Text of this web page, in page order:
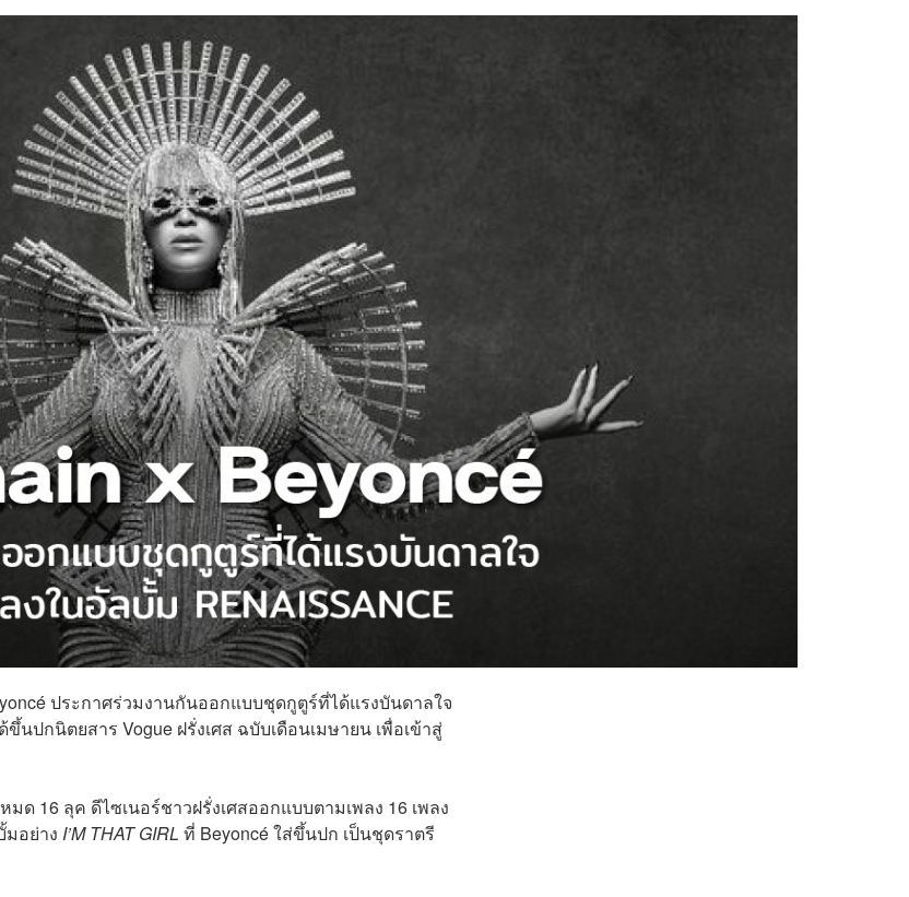
ประกาศร่วมงานกันออกแบบชุดกูตูร์ที่ได้แรงบันดาลใจ
ปกนิตยสาร Vogue ฝรั่งเศส ฉบับเดือนเมษายน เพื่อเข้าสู่
16 ลุค ดีไซเนอร์ชาวฝรั่งเศสออกแบบตามเพลง 16 เพลง
มอย่าง I’M THAT GIRL ที่ Beyoncé ใส่ขึ้นปก เป็นชุดราตรี